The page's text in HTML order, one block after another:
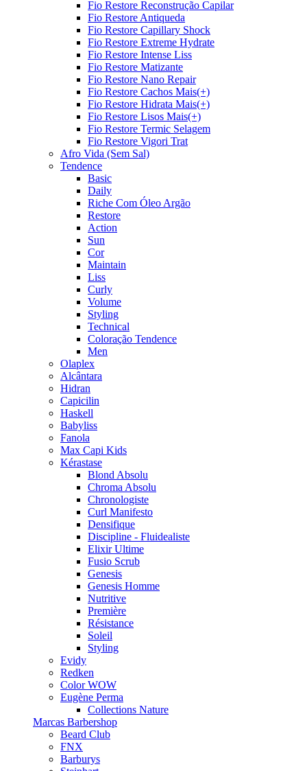
Fio Restore Reconstrução Capilar
Fio Restore Antiqueda
Fio Restore Capillary Shock
Fio Restore Extreme Hydrate
Fio Restore Intense Liss
Fio Restore Matizante
Fio Restore Nano Repair
Fio Restore Cachos Mais(+)
Fio Restore Hidrata Mais(+)
Fio Restore Lisos Mais(+)
Fio Restore Termic Selagem
Fio Restore Vigori Trat
Afro Vida (Sem Sal)
Tendence
Basic
Daily
Riche Com Óleo Argão
Restore
Action
Sun
Cor
Maintain
Liss
Curly
Volume
Styling
Technical
Coloração Tendence
Men
Olaplex
Alcântara
Hidran
Capicilin
Haskell
Babyliss
Fanola
Max Capi Kids
Kérastase
Blond Absolu
Chroma Absolu
Chronologiste
Curl Manifesto
Densifique
Discipline - Fluidealiste
Elixir Ultime
Fusio Scrub
Genesis
Genesis Homme
Nutritive
Première
Résistance
Soleil
Styling
Evidy
Redken
Color WOW
Eugène Perma
Collections Nature
Marcas Barbershop
Beard Club
FNX
Barburys